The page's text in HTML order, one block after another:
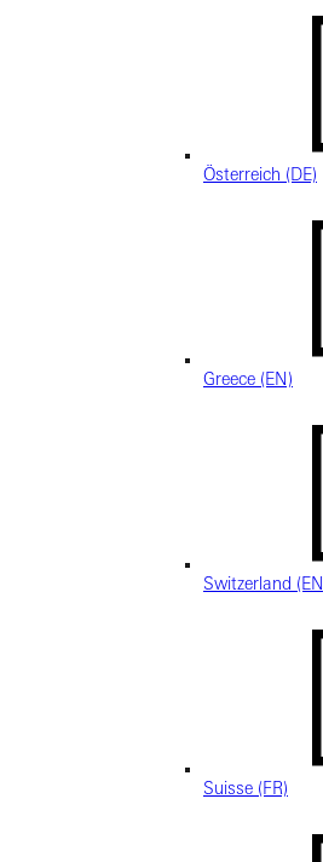
Österreich (DE)
Greece (EN)
Switzerland
Suisse (FR)